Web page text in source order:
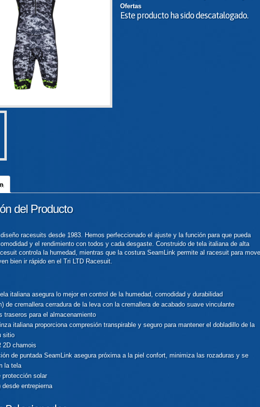
Ofertas
Este producto ha sido descatalogado.
del Producto
racesuits desde 1983. Hemos perfeccionado el ajuste y la función para que pueda
y el rendimiento con todos y cada desgaste. Construido de tela italiana de alta
controla la humedad, mientras que la costura SeamLink permite al racesuit para
bien ir rápido en el Tri LTD Racesuit.
italiana asegura lo mejor en control de la humedad, comodidad y durabilidad
de cremallera cerradura de la leva con la cremallera de acabado suave vinculante
traseros para el almacenamiento
italiana proporciona compresión transpirable y seguro para mantener el dobladillo de la
sitio
2D chamois
de puntada SeamLink asegura próxima a la piel confort, minimiza las rozaduras y se
la tela
protección solar
desde entrepierna